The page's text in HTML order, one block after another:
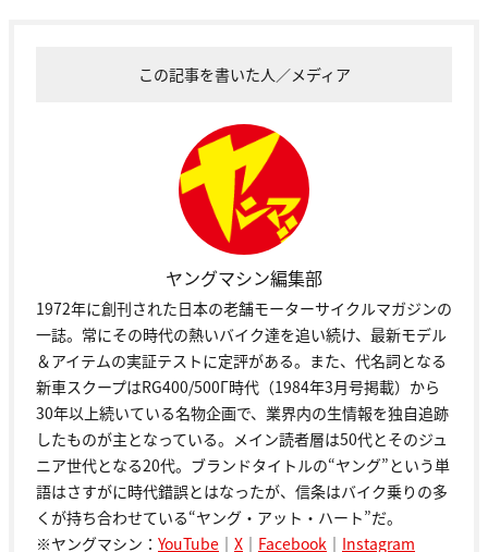
この記事を書いた人／メディア
ヤングマシン編集部
1972年に創刊された日本の老舗モーターサイクルマガジンの
一誌。常にその時代の熱いバイク達を追い続け、最新モデル
＆アイテムの実証テストに定評がある。また、代名詞となる
新車スクープはRG400/500Γ時代（1984年3月号掲載）から
30年以上続いている名物企画で、業界内の生情報を独自追跡
したものが主となっている。メイン読者層は50代とそのジュ
ニア世代となる20代。ブランドタイトルの“ヤング”という単
語はさすがに時代錯誤とはなったが、信条はバイク乗りの多
くが持ち合わせている“ヤング・アット・ハート”だ。
※ヤングマシン： YouTube ｜ X ｜ Facebook ｜ Instagram